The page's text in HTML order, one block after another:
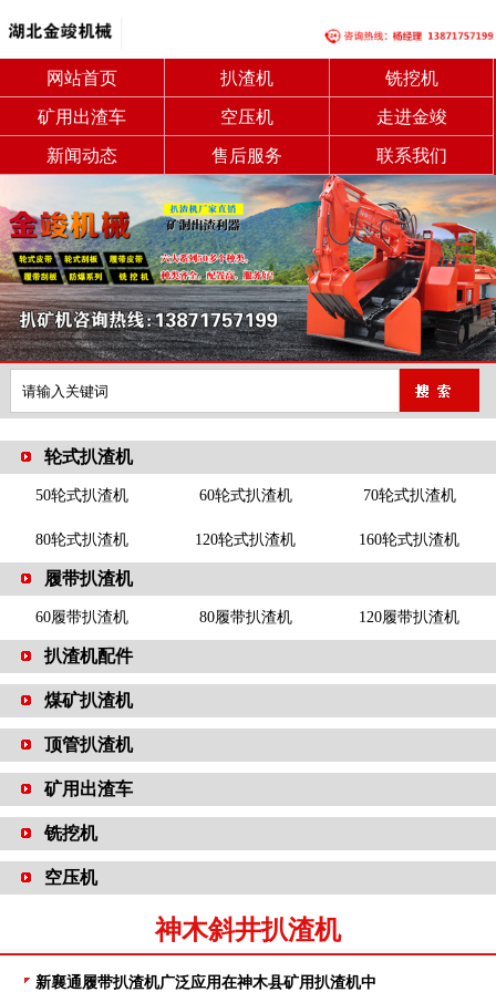
网站首页 扒渣机 铣挖机
矿用出渣车 空压机 走进金竣
新闻动态 售后服务 联系我们
轮式扒渣机
50轮式扒渣机 60轮式扒渣机 70轮式扒渣机
80轮式扒渣机 120轮式扒渣机 160轮式扒渣机
履带扒渣机
60履带扒渣机 80履带扒渣机 120履带扒渣机
扒渣机配件
煤矿扒渣机
顶管扒渣机
矿用出渣车
铣挖机
空压机
神木斜井扒渣机
新襄通履带扒渣机广泛应用在神木县矿用扒渣机中